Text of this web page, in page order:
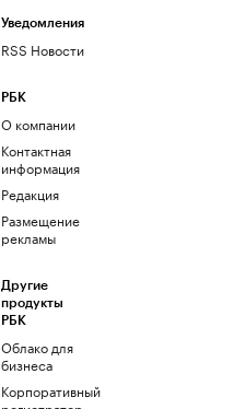
Уведомления
RSS Новости
РБК
О компании
Контактная
информация
Редакция
Размещение
рекламы
Другие
продукты
РБК
Облако для
бизнеса
Корпоративный